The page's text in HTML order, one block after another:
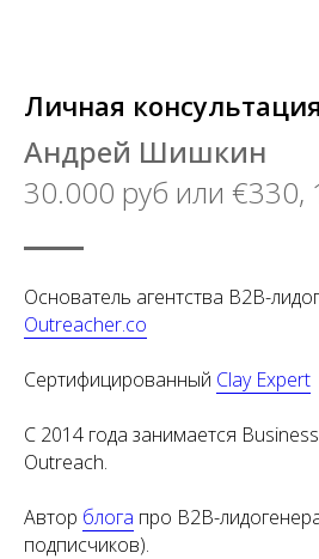
Личная консультация
Андрей Шишкин
30.000 руб или €330,
Основатель агентства B2B-
Outreacher.co
Сертифицированный Clay Expert
С 2014 года занимается
Outreach.
Автор блога про B2B-
подписчиков).